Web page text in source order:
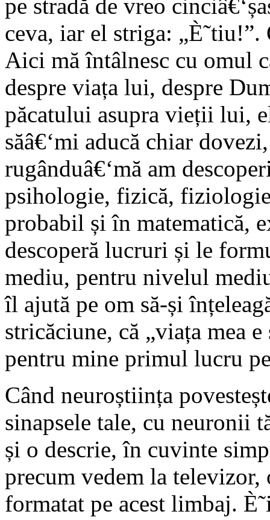
pe stradă de vreo
ceva, iar el striga:
Aici mă întâlnesc cu omul
despre viața lui, despre
păcatului asupra vieții lui,
săâ€‘mi aducă chiar
rugânduâ€‘mă am
psihologie, fizică,
probabil și în matematică,
descoperă lucruri și le
mediu, pentru nivelul
îl ajută pe om să-și
stricăciune, că „viața mea
pentru mine primul lucru
Când neuroștiința
sinapsele tale, cu neuronii
și o descrie, în cuvinte
precum vedem la
formatat pe acest limbaj.